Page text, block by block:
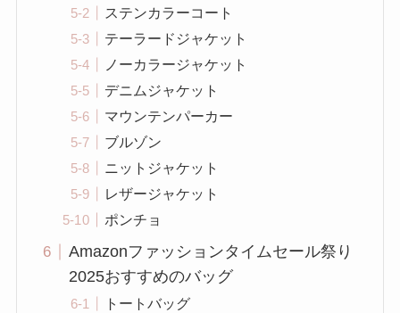
ステンカラーコート
テーラードジャケット
ノーカラージャケット
デニムジャケット
マウンテンパーカー
ブルゾン
ニットジャケット
レザージャケット
ポンチョ
Amazonファッションタイムセール祭り
2025おすすめのバッグ
トートバッグ